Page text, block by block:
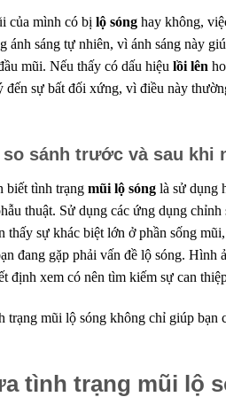
của mình có bị lộ sóng hay không,
sáng tự nhiên, vì ánh sáng này
mũi. Nếu thấy có dấu hiệu lồi lên
sự bất đối xứng, vì điều này
sánh trước và sau khi
biết tình trạng mũi lộ sóng là sử dụng
thuật. Sử dụng các ứng dụng chỉnh
thấy sự khác biệt lớn ở phần sống
đang gặp phải vấn đề lộ sóng. Hình
định xem có nên tìm kiếm sự can
trạng mũi lộ sóng không chỉ giúp bạn
tình trạng mũi lộ